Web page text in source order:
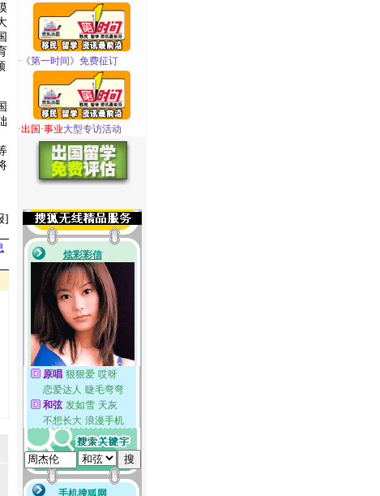
]
· 《第一时间》免费征订
·出国·事业大型专访活动